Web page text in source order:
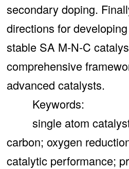
secondary doping.
directions for
stable SA M-N-C
comprehensive
advanced catalysts.
Keywords:
single atom
carbon; oxygen
catalytic performance;